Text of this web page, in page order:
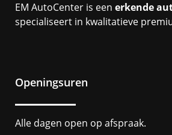
EM AutoCenter is een erkende
specialiseert in kwalitatieve
Openingsuren
Alle dagen open op afspraak.